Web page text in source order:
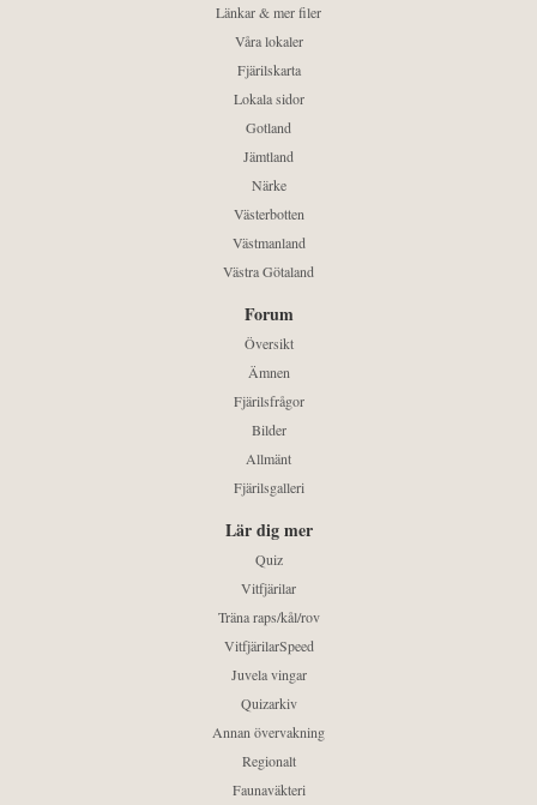
Länkar & mer filer
Våra lokaler
Fjärilskarta
Lokala sidor
Gotland
Jämtland
Närke
Västerbotten
Västmanland
Västra Götaland
Forum
Översikt
Ämnen
Fjärilsfrågor
Bilder
Allmänt
Fjärilsgalleri
Lär dig mer
Quiz
Vitfjärilar
Träna raps/kål/rov
VitfjärilarSpeed
Juvela vingar
Quizarkiv
Annan övervakning
Regionalt
Faunaväkteri